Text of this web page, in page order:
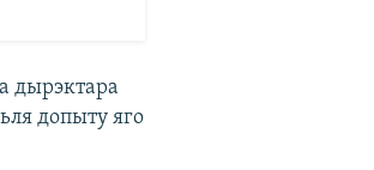
дырэктара
допыту яго